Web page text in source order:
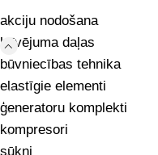
akciju nodošana
blīvējuma daļas
būvniecības tehnika
elastīgie elementi
ģeneratoru komplekti
kompresori
sūkņi